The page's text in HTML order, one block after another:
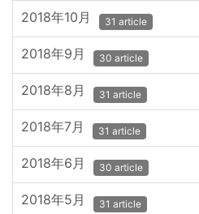
2018年10月 31 article
2018年9月 30 article
2018年8月 31 article
2018年7月 31 article
2018年6月 30 article
2018年5月 31 article